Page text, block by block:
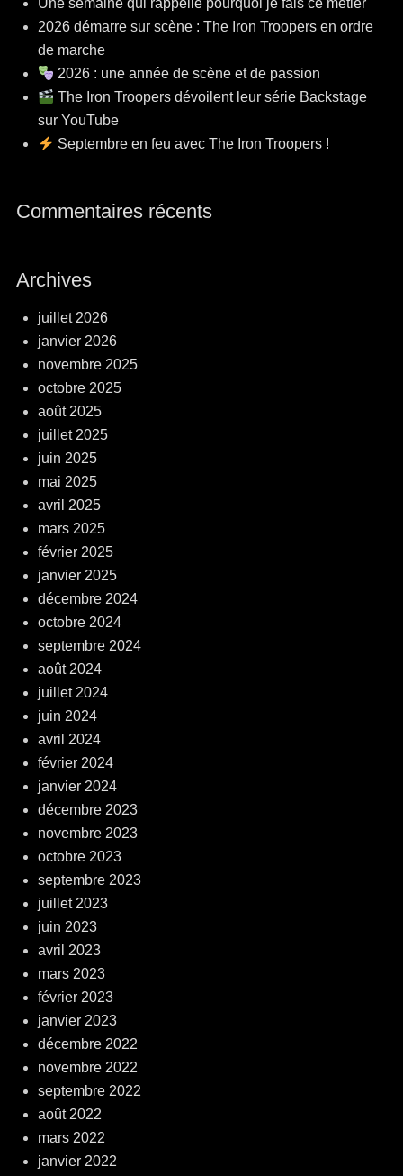
Une semaine qui rappelle pourquoi je fais ce métier
2026 démarre sur scène : The Iron Troopers en ordre
de marche
2026 : une année de scène et de passion
The Iron Troopers dévoilent leur série Backstage
sur YouTube
Septembre en feu avec The Iron Troopers !
Commentaires récents
Archives
juillet 2026
janvier 2026
novembre 2025
octobre 2025
août 2025
juillet 2025
juin 2025
mai 2025
avril 2025
mars 2025
février 2025
janvier 2025
décembre 2024
octobre 2024
septembre 2024
août 2024
juillet 2024
juin 2024
avril 2024
février 2024
janvier 2024
décembre 2023
novembre 2023
octobre 2023
septembre 2023
juillet 2023
juin 2023
avril 2023
mars 2023
février 2023
janvier 2023
décembre 2022
novembre 2022
septembre 2022
août 2022
mars 2022
janvier 2022